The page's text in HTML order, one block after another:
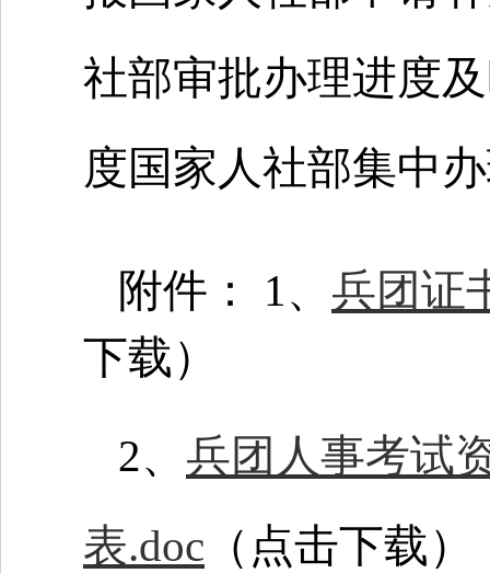
社部审批办理进度
度国家人社部集中
附件： 1、 兵团证
下载）
2、 兵团人事考试
表.doc （点击下载）